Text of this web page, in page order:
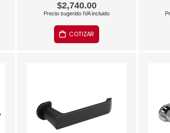
$2,740.00
COTIZAR